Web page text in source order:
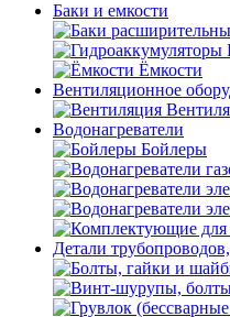
Баки и емкости
Ёмкости
Вентиляционное
Водонагреватели
Бойлеры
Детали